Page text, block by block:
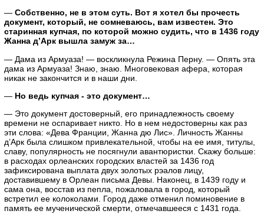
— Собственно, не в этом суть. Вот я хотел бы прочесть
документ, который, не сомневаюсь, вам известен. Это
старинная купчая, по которой можно судить, что в 1436 году
Жанна д’Арк вышла замуж за…
— Дама из Армуаза! — воскликнула Режина Перну. — Опять эта
дама из Армуаза! Знаю, знаю. Многовековая афера, которая
никак не закончится и в наши дни.
— Но ведь купчая - это документ…
— Это документ достоверный, его принадлежность своему
времени не оспаривает никто. Но в нем недостоверны как раз
эти слова: «Дева Франции, Жанна дю Лис». Личность Жанны
д’Арк была слишком привлекательной, чтобы на ее имя, титулы,
славу, популярность не посягнули авантюристки. Скажу больше:
в расходах орлеанских городских властей за 1436 год
зафиксирована выплата двух золотых рэалов лицу,
доставившему в Орлеан письма Девы. Наконец, в 1439 году и
сама она, восстав из пепла, пожаловала в город, который
встретил ее колоколами. Город даже отменил поминовение в
память ее мученической смерти, отмечавшееся с 1431 года.